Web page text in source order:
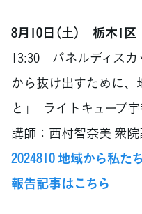
8月10日（土） 栃木1区
13:30 パネルディスカ
から抜け出すために
と」 ライトキューブ
講師：西村智奈美 衆院
2024810 地域から私た
報告記事はこちら